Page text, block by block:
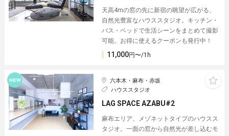
天高4mの窓の先に新宿の眺望が広がる、
自然光豊富なハウススタジオ。キッチン・
バス・ベッドで生活シーンをまとめて撮影
可能。お得に使えるクーポンも発行中！
11,000円〜/1h
六本木・麻布・赤坂
ハウススタジオ
LAG SPACE AZABU#2
麻布エリア、メゾネットタイプのハウスス
タジオ。一面の窓から自然光が差し込むモ